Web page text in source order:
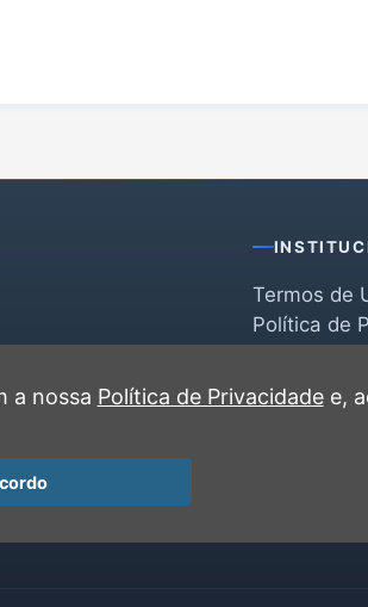
Termos de
Política de
Contato
a nossa Política de Privacidadee,